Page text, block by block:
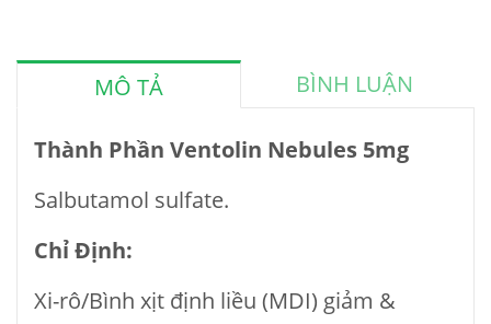
MÔ TẢ BÌNH LUẬN
Thành Phần Ventolin Nebules 5mg
Salbutamol sulfate.
Chỉ Định:
Xi-rô/Bình xịt định liều (MDI) giảm &